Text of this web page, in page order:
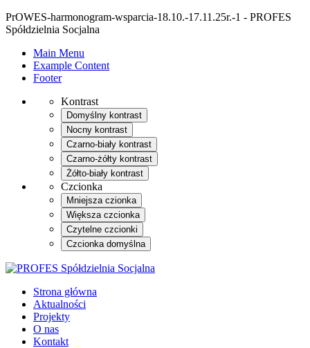
PrOWES-harmonogram-wsparcia-18.10.-17.11.25r.-1 - PROFES
Spółdzielnia Socjalna
Main Menu
Example Content
Footer
Kontrast
Domyślny kontrast
Nocny kontrast
Czarno-biały kontrast
Czarno-żółty kontrast
Żółto-biały kontrast
Czcionka
Mniejsza czionka
Większa czcionka
Czytelne czcionki
Czcionka domyślna
Strona główna
Aktualności
Projekty
O nas
Kontakt